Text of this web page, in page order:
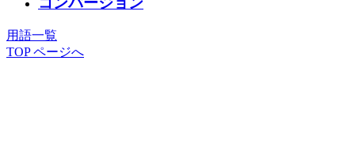
用語一覧
TOP ページへ